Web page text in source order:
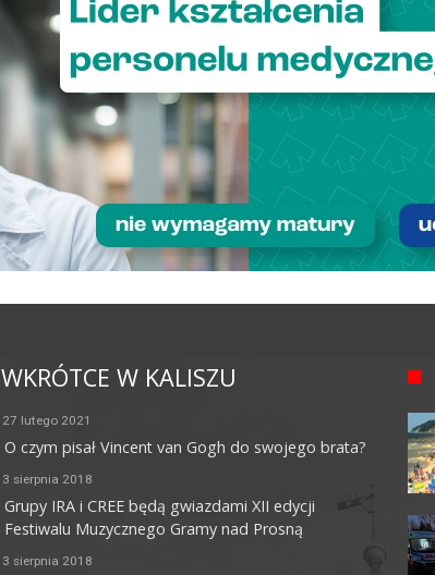
WKRÓTCE W KALISZU
27 lutego 2021
O czym pisał Vincent van Gogh do swojego brata?
3 sierpnia 2018
Grupy IRA i CREE będą gwiazdami XII edycji
Festiwalu Muzycznego Gramy nad Prosną
3 sierpnia 2018